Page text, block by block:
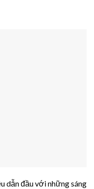
dẫn đầu với những sáng